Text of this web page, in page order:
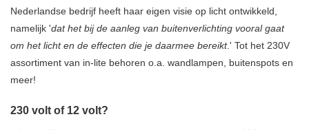
Nederlandse bedrijf heeft haar eigen visie op licht ontwikkeld,
namelijk 'dat het bij de aanleg van buitenverlichting vooral gaat
om het licht en de effecten die je daarmee bereikt.' Tot het 230V
assortiment van in-lite behoren o.a. wandlampen, buitenspots en
meer!
230 volt of 12 volt?